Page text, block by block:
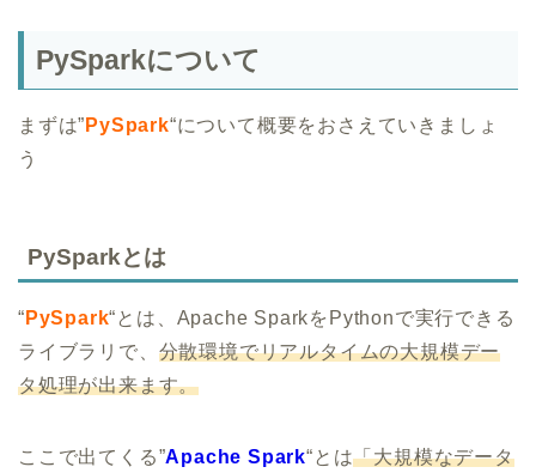
PySparkについて
まずは” PySpark“について概要をおさえていきましょ
う
PySparkとは
“ PySpark“とは、Apache SparkをPythonで実行できる
ライブラリで、 分散環境でリアルタイムの大規模デー
タ処理が出来ます。
ここで出てくる”Apache Spark“とは「大規模なデータ